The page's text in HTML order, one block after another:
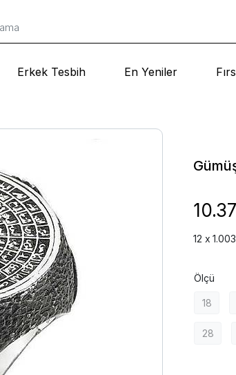
Erkek Tesbih En Yeniler
Ölçü
18
28